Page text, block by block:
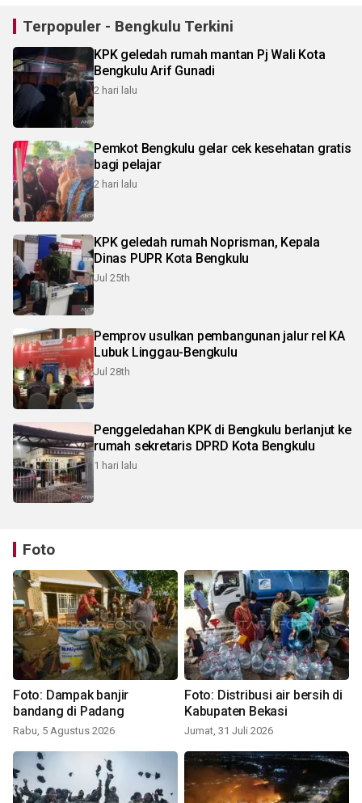
Terpopuler - Bengkulu Terkini
KPK geledah rumah mantan Pj Wali Kota
Bengkulu Arif Gunadi
2 hari lalu
Pemkot Bengkulu gelar cek kesehatan gratis
bagi pelajar
2 hari lalu
KPK geledah rumah Noprisman, Kepala
Dinas PUPR Kota Bengkulu
Jul 25th
Pemprov usulkan pembangunan jalur rel KA
Lubuk Linggau-Bengkulu
Jul 28th
Penggeledahan KPK di Bengkulu berlanjut ke
rumah sekretaris DPRD Kota Bengkulu
1 hari lalu
Foto
Foto: Dampak banjir
bandang di Padang
Rabu, 5 Agustus 2026
Foto: Distribusi air bersih di
Kabupaten Bekasi
Jumat, 31 Juli 2026